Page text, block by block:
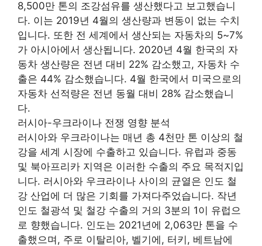
8,500만 톤의 조강섬유를 생산했다고 보고했습니
다. 이는 2019년 4월의 생산량과 변동이 없는 수치
입니다. 또한 전 세계에서 생산되는 자동차의 5~7%
가 아시아에서 생산됩니다. 2020년 4월 한국의 자
동차 생산량은 전년 대비 22% 감소했고, 자동차 수
출은 44% 감소했습니다. 4월 한국에서 미국으로의
자동차 선적량은 전년 동월 대비 28% 감소했습니
다.
러시아-우크라이나 전쟁 영향 분석
러시아와 우크라이나는 매년 총 4천만 톤 이상의 철
강을 세계 시장에 수출하고 있습니다. 유럽과 중동
및 북아프리카 지역은 이러한 수출의 주요 목적지입
니다. 러시아와 우크라이나 사이의 균열은 인도 철
강 산업에 더 많은 기회를 가져다주었습니다. 작년
인도 철광석 및 철강 수출의 거의 3분의 1이 유럽으
로 향했습니다. 인도는 2021년에 2,063만 톤을 수
출했으며, 주로 이탈리아, 벨기에, 터키, 베트남에